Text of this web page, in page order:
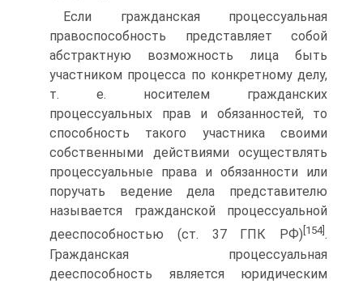
Если гражданская процессуальная
правоспособность представляет собой
абстрактную возможность лица быть
участником процесса по конкретному делу,
т. е. носителем гражданских
процессуальных прав и обязанностей, то
способность такого участника своими
собственными действиями осуществлять
процессуальные права и обязанности или
поручать ведение дела представителю
называется гражданской процессуальной
дееспособностью (ст. 37 ГПК РФ) [154].
Гражданская процессуальная
дееспособность является юридическим